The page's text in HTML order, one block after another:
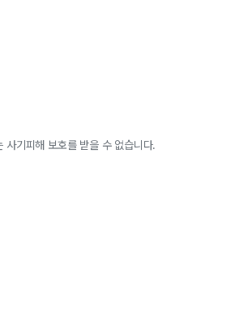
사기피해 보호를 받을 수 없습니다.